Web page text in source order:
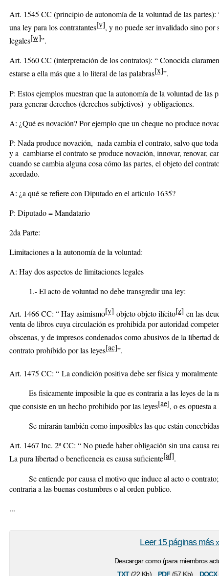
Art. 1545 CC (principio de autonomía de la voluntad de las partes):
una ley para los contratantes[v], yno puede ser invalidado sino por
legales[w]”.
Art. 1560 CC (interpretación de los contratos): “Conocida
estarse a ella más que a lo literal de las palabras[x]”.
P: Estos ejemplos muestran que la autonomía de la voluntad de las
para generar derechos (derechos subjetivos) y obligaciones.
A: ¿Qué es novación? Por ejemplo que un cheque no produce
P: Nada produce novación, nada cambia el contrato, salvo que
y a cambiarse el contrato se produce novación, innovar, renovar,
cuando se cambia alguna cosa cómo las partes, el objeto del
acordado.
A: ¿a qué se refiere con Diputado en el articulo 1635?
P: Diputado = Mandatario
2da Parte:
Limitaciones a la autonomía de la voluntad:
A: Hay dos aspectos de limitaciones legales
1.- El acto de voluntad no debe transgredir una ley:
Art. 1466 CC: “ Hayasimismo[y] objetoobjeto ilícito[z] en las
venta de libros cuya circulación es prohibida por autoridad
obscenas, y de impresos condenados como abusivos de la libertad
contrato prohibido por las leyes[ac]”.
Art. 1475 CC: “ La condición positiva debe ser física y
Es fisicamente imposible la que es contraria a las leyes de la
que consiste en un hecho prohibido por las leyes[ae], o es opuesta
Se mirarán también como imposibles las que están
Art. 1467 Inc. 2º CC: “ No puede haber obligación sin una causa
La pura libertad o beneficencia es causa suficiente[af].
Se entiende por causa el motivo que induce al acto o
contraria a las buenas costumbres o al orden publico.
...
Descargar como (para miembros
txt(22 Kb) pdf (57 Kb) docx
Leer 15 páginas más